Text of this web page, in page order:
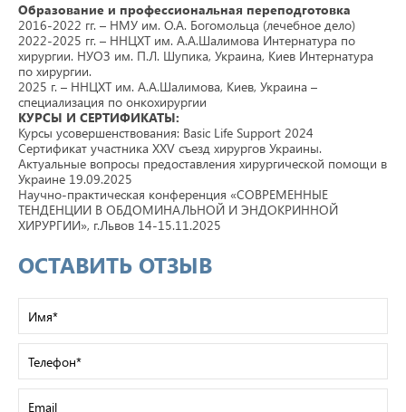
Образование и профессиональная переподготовка
2016-2022 гг. – НМУ им. О.А. Богомольца (лечебное дело)
2022-2025 гг. – ННЦХТ им. А.А.Шалимова Интернатура по
хирургии. НУОЗ им. П.Л. Шупика, Украина, Киев Интернатура
по хирургии.
2025 г. – ННЦХТ им. А.А.Шалимова, Киев, Украина –
специализация по онкохирургии
КУРСЫ И СЕРТИФИКАТЫ:
Курсы усовершенствования: Basic Life Support 2024
Сертификат участника XXV съезд хирургов Украины.
Актуальные вопросы предоставления хирургической помощи в
Украине 19.09.2025
Научно-практическая конференция «СОВРЕМЕННЫЕ
ТЕНДЕНЦИИ В ОБДОМИНАЛЬНОЙ И ЭНДОКРИННОЙ
ХИРУРГИИ», г.Львов 14-15.11.2025
ОСТАВИТЬ ОТЗЫВ